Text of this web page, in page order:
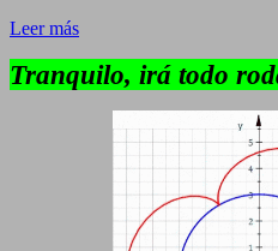
Leer más
Tranquilo, irá todo